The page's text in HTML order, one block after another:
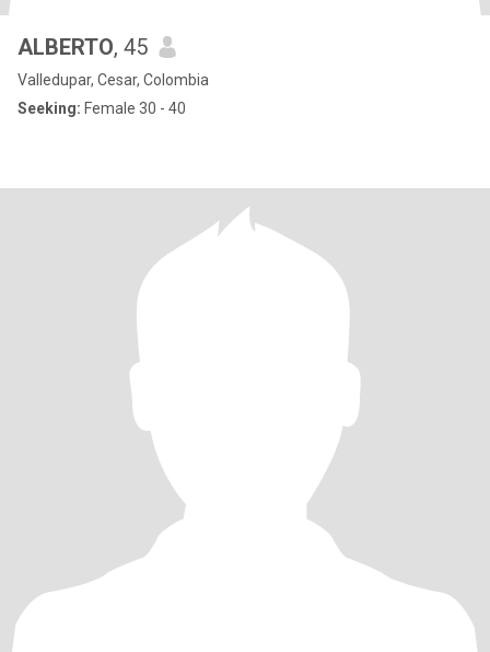
ALBERTO, 45
Valledupar, Cesar, Colombia
Seeking: Female 30 - 40